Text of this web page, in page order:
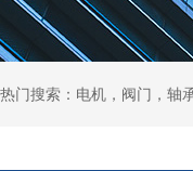
热门搜索：电机，阀门，轴